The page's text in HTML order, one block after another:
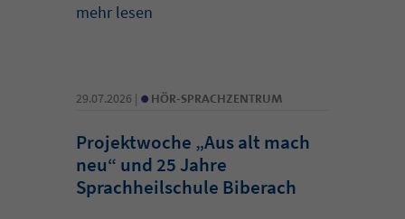
mehr lesen
29.07.2026 | • HÖR-SPRACHZENTRUM
Projektwoche „Aus alt mach
neu“ und 25 Jahre
Sprachheilschule Biberach